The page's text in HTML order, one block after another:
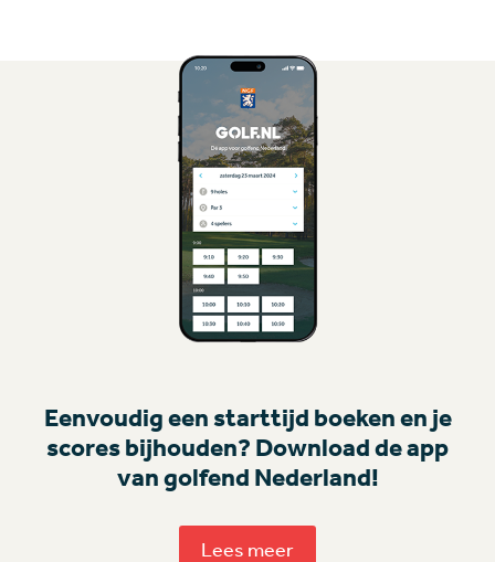
Eenvoudig een starttijd boeken en je
scores bijhouden? Download de app
van golfend Nederland!
Lees meer